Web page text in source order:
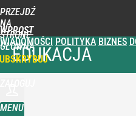
PRZEJDŹ
NA
STRONĘ
GŁÓWNĄ
WPROST
WIADOMOŚCI POLITYKA BIZNES
MENU
EDUKACJA